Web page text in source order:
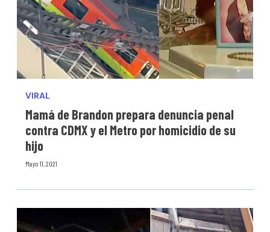
VIRAL
Mamá de Brandon prepara denuncia penal
contra CDMX y el Metro por homicidio de su
hijo
Mayo 11, 2021